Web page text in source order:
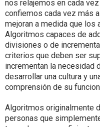
nos relajemos en cada
confiemos cada vez más
mejoran a medida que los
Algoritmos capaces de
divisiones o de
criterios que deben ser
incrementan la necesidad
desarrollar una cultura y
comprensión de su
Algoritmos originalmente
personas que